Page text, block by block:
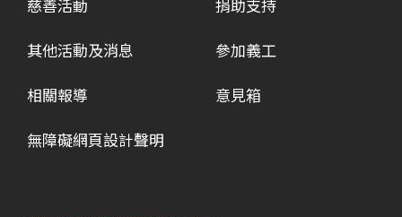
慈善活動
其他活動及消息
相關報導
捐助支持
參加義工
意見箱
無障礙網頁設計聲明